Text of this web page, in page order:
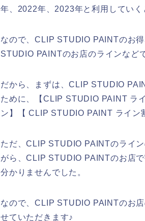
年、2022年、2023年と利用していく
なので、CLIP STUDIO PAINTのお
STUDIO PAINTのお店のラインなど
だから、まずは、CLIP STUDIO
ために、【CLIP STUDIO PAINT ラ
ン】【 CLIP STUDIO PAINT ライン
ただ、CLIP STUDIO PAINTのライ
がら、CLIP STUDIO PAINTのお店
分かりませんでした。
なので、CLIP STUDIO PAINTのお
せていただきます♪